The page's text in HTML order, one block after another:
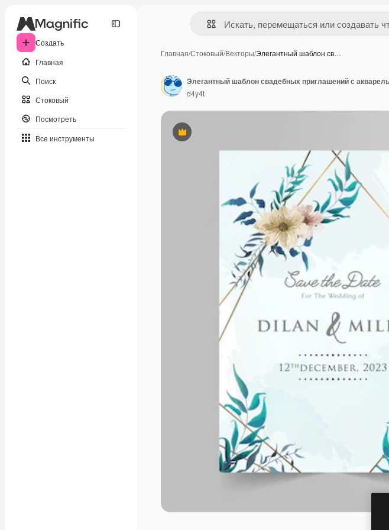
Создать
Главная
Поиск
Стоковый
Посмотреть
Все инструменты
Главная/Стоковый/Векторы/Элегантный шаблон св…
Премиум
d4y4t